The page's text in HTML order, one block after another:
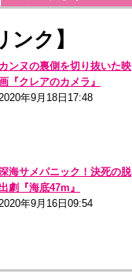
ンク】
カンヌの裏側を切り抜いた映
『クレアのカメラ』
年9月18日17:48
海サメパニック！決死の脱
劇『海底47m』
2020年9月16日09:54